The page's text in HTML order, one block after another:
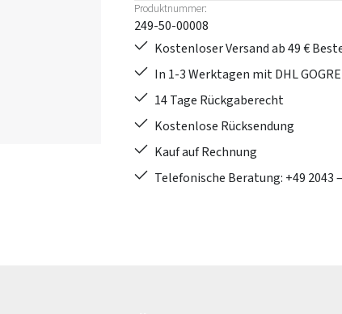
Produktnummer:
249-50-00008
Kostenloser Versand ab 49 €
In 1-3 Werktagen mit DHL
14 Tage Rückgaberecht
Kostenlose Rücksendung
Kauf auf Rechnung
Telefonische Beratung: +49 2043